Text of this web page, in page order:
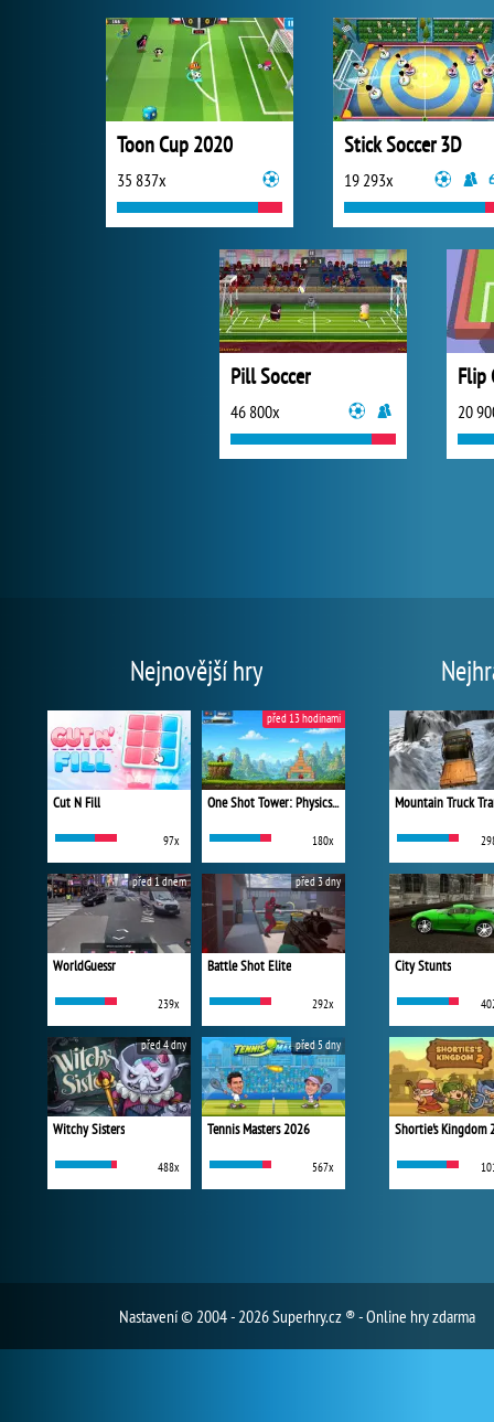
Toon Cup 2020
35 837x
Stick Soccer 3D
19 293x
Pill Soccer
46 800x
Flip
20
Nejnovější hry
Cut N Fill
97x
One Shot Tower: Physics Destroyer
180x
před 13 hodinami
WorldGuessr
239x
před 1 dnem
Battle Shot Elite
292x
před 3 dny
Witchy Sisters
488x
před 4 dny
Tennis Masters 2026
567x
před 5 dny
Mountain Truck
City Stunts
Shortie's Kingdom
Nastavení© 2004 - 2026 Superhry.cz ® - Online hry zdarma